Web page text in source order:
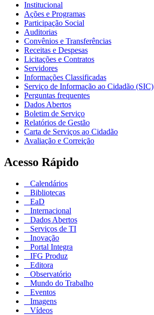
Institucional
Ações e Programas
Participação Social
Auditorias
Convênios e Transferências
Receitas e Despesas
Licitações e Contratos
Servidores
Informações Classificadas
Serviço de Informação ao Cidadão (SIC)
Perguntas frequentes
Dados Abertos
Boletim de Serviço
Relatórios de Gestão
Carta de Serviços ao Cidadão
Avaliação e Correição
Acesso Rápido
Calendários
Bibliotecas
EaD
Internacional
Dados Abertos
Serviços de TI
Inovação
Portal Integra
IFG Produz
Editora
Observatório
Mundo do Trabalho
Eventos
Imagens
Vídeos